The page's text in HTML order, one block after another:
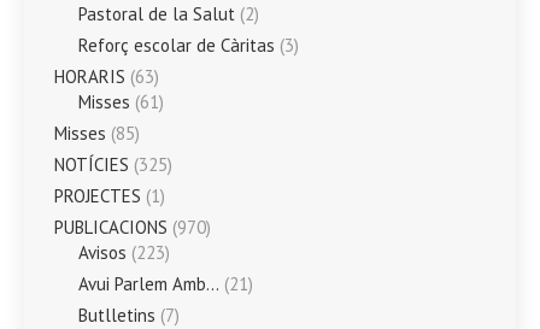
Pastoral de la Salut (2)
Reforç escolar de Càritas (3)
HORARIS (63)
Misses (61)
Misses (85)
NOTÍCIES (325)
PROJECTES (1)
PUBLICACIONS (970)
Avisos (223)
Avui Parlem Amb… (21)
Butlletins (7)